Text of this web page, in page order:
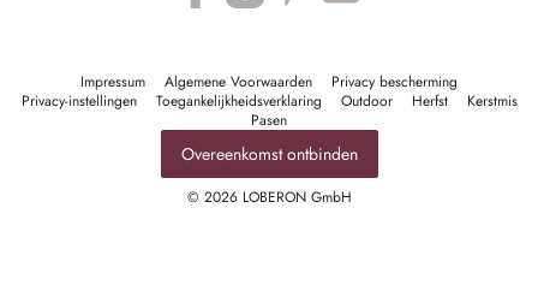
Impressum Algemene Voorwaarden
Privacy bescherming
Privacy-instellingen
Toegankelijkheidsverklaring Outdoor Herfst
Kerstmis
Pasen
Overeenkomst ontbinden
© 2026 LOBERON GmbH